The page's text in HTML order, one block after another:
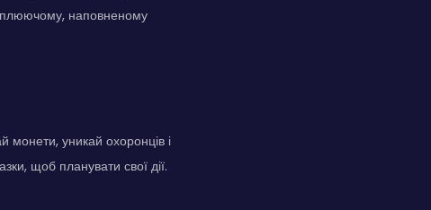
наповненому
монети, уникай охоронців і
щоб планувати свої дії.